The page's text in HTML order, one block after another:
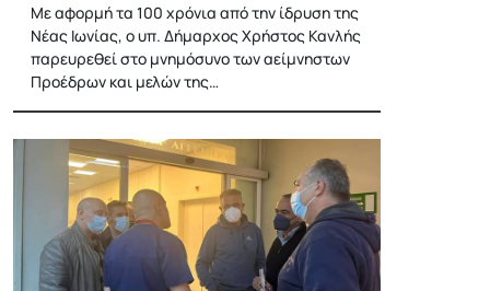
Με αφορμή τα 100 χρόνια από την ίδρυση της
Νέας Ιωνίας, ο υπ. Δήμαρχος Χρήστος Κανλής
παρευρεθεί στο μνημόσυνο των αείμνηστων
Προέδρων και μελών της…